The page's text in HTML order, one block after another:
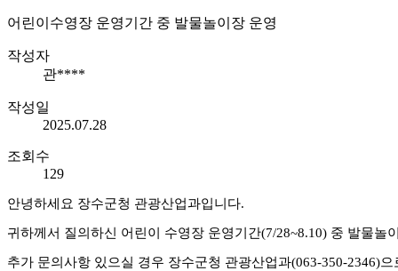
어린이수영장 운영기간 중 발물놀이장 운영
작성자
관****
작성일
2025.07.28
조회수
129
안녕하세요 장수군청 관광산업과입니다.
귀하께서 질의하신 어린이 수영장 운영기간(7/28~8.10) 중 발물놀
추가 문의사항 있으실 경우 장수군청 관광산업과(063-350-2346)